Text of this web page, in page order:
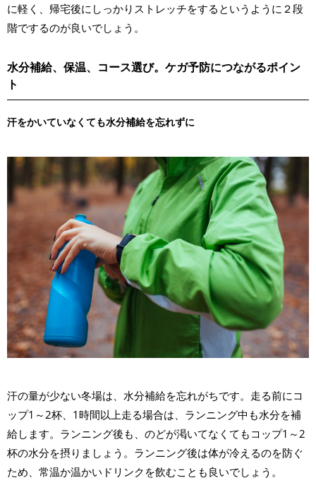
に軽く、帰宅後にしっかりストレッチをするというように２段
階でするのが良いでしょう。
水分補給、保温、コース選び。ケガ予防につながるポイン
ト
汗をかいていなくても水分補給を忘れずに
汗の量が少ない冬場は、水分補給を忘れがちです。走る前にコ
ップ1～2杯、1時間以上走る場合は、ランニング中も水分を補
給します。ランニング後も、のどが渇いてなくてもコップ1～2
杯の水分を摂りましょう。ランニング後は体が冷えるのを防ぐ
ため、常温か温かいドリンクを飲むことも良いでしょう。